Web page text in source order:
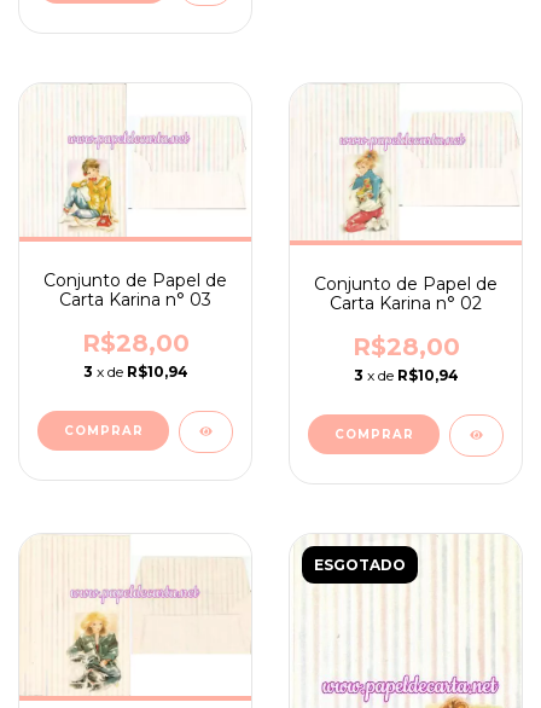
Conjunto de Papel de
Carta Karina n° 03
R$28,00
3 x de R$10,94
Conjunto de Papel de
Carta Karina n° 02
R$28,00
3 x de R$10,94
ESGOTADO